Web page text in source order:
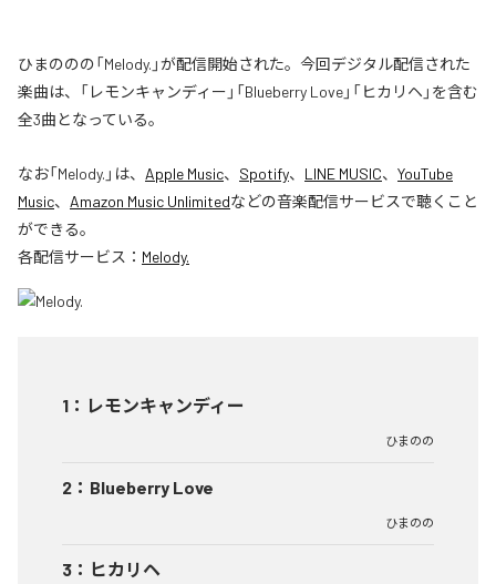
ひまののの「Melody.」が配信開始された。今回デジタル配信された
楽曲は、「レモンキャンディー」「Blueberry Love」「ヒカリヘ」を含む
全3曲となっている。
なお「Melody. 」は、 Apple Music、 Spotify、 LINE MUSIC、 YouTube
Music、 Amazon Music Unlimitedなどの音楽配信サービスで聴くこと
ができる。
各配信サービス： Melody.
1 ： レモンキャンディー
ひまのの
2 ： Blueberry Love
ひまのの
3 ： ヒカリヘ